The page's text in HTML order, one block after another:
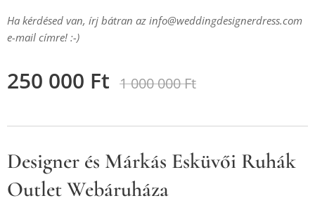
Ha kérdésed van, írj bátran az info@weddingdesignerdress.com
e-mail címre! :-)
250 000 Ft 1 000 000Ft
Designer és Márkás Esküvői Ruhák
Outlet Webáruháza